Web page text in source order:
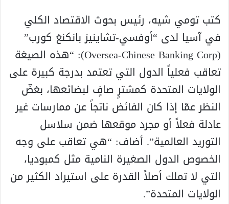
كتب تومي شيه، رئيس بحوث الاقتصاد الكلي
في آسيا لدى “أوفسي-تشاينيز بانكنغ كورب”
(Oversea-Chinese Banking Corp): “هذه الصيغة
تعاقب فعلياً الدول التي تعتمد بدرجة كبيرة على
الولايات المتحدة كمشترٍ صافٍ لبضائعها، بغضّ
النظر عمّا إذا كان الفائض ناتجاً عن ممارسات غير
عادلة فعلاً أو مجرد موقعها ضمن سلاسل
التوريد العالمية”. أضاف: “هي تعاقب على وجه
الخصوص الدول الصغيرة النامية مثل كمبوديا،
التي لا تملك أصلاً القدرة على استيراد الكثير من
الولايات المتحدة”.